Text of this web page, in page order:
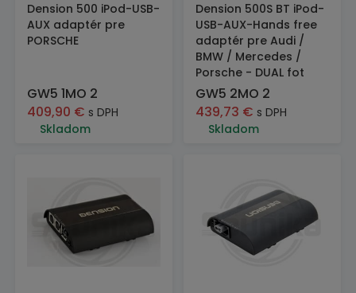
Dension 500 iPod-USB-
AUX adaptér pre
PORSCHE
GW5 1MO 2
409,90 € s DPH
Skladom
Dension 500S BT iPod-
USB-AUX-Hands free
adaptér pre Audi /
BMW / Mercedes /
Porsche - DUAL fot
GW5 2MO 2
439,73 € s DPH
Skladom